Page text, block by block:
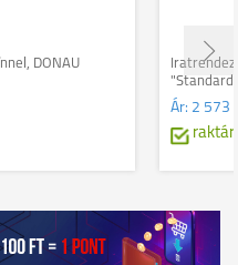
DONAU
Ár: 2 573